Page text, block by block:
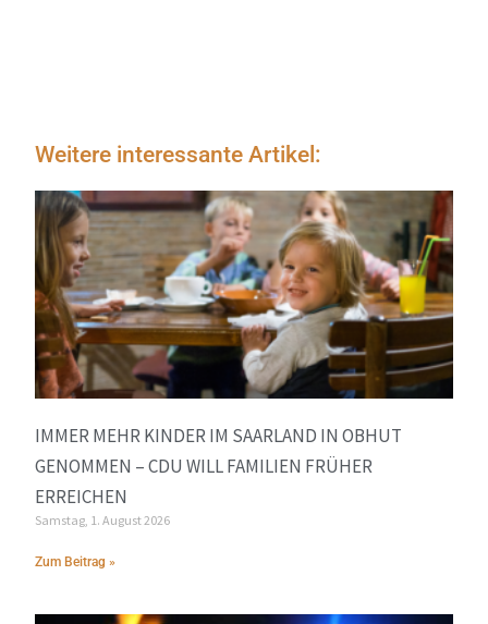
Weitere interessante Artikel:
IMMER MEHR KINDER IM SAARLAND IN OBHUT
GENOMMEN – CDU WILL FAMILIEN FRÜHER
ERREICHEN
Samstag, 1. August 2026
Zum Beitrag »